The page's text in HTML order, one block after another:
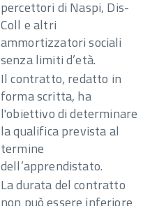
percettori di Naspi, Dis-
Coll e altri
ammortizzatori sociali
senza limiti d’età.
Il contratto, redatto in
forma scritta, ha
l'obiettivo di determinare
la qualifica prevista al
termine
dell’apprendistato.
La durata del contratto